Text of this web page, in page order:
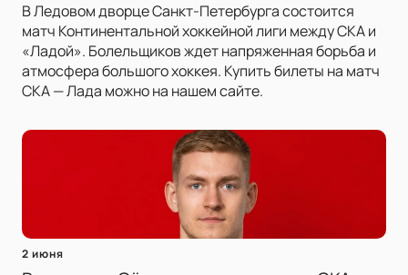
В Ледовом дворце Санкт-Петербурга состоится
матч Континентальной хоккейной лиги между СКА и
«Ладой». Болельщиков ждет напряженная борьба и
атмосфера большого хоккея. Купить билеты на матч
СКА — Лада можно на нашем сайте.
2 июня